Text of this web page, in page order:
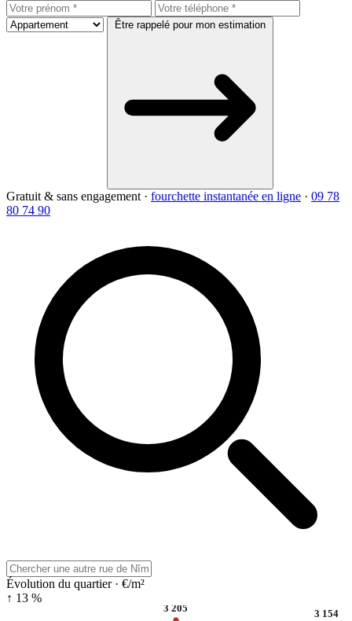
Être rappelé pour mon estimation
Gratuit & sans engagement · fourchette instantanée en ligne · 09 78
80 74 90
Évolution du quartier · €/m²
↑ 13 %
3 205
3 154